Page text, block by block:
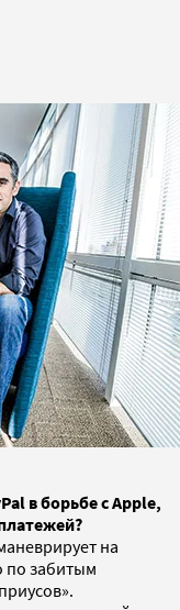
в борьбе с Apple,
на
по забитым